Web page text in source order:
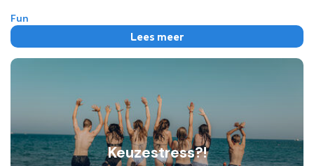
Fun
Lees meer
Keuzestress?!